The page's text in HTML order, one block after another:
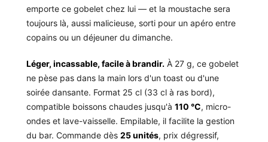
emporte ce gobelet chez lui — et la moustache sera
toujours là, aussi malicieuse, sorti pour un apéro entre
copains ou un déjeuner du dimanche.
Léger, incassable, facile à brandir. À 27 g, ce gobelet
ne pèse pas dans la main lors d'un toast ou d'une
soirée dansante. Format 25 cl (33 cl à ras bord),
compatible boissons chaudes jusqu'à 110 °C, micro-
ondes et lave-vaisselle. Empilable, il facilite la gestion
du bar. Commande dès 25 unités, prix dégressif,